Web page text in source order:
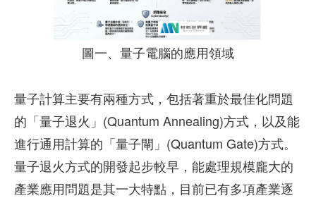
圖一、量子電腦的應用領域
量子計算主要有兩種方式，包括著重於最佳化問題
的「量子退火」(Quantum Annealing)方式，以及能
進行通用計算的「量子閘」(Quantum Gate)方式。
量子退火方式的開發起步較早，能處理規模龐大的
產業應用問題是其一大特點，目前已有多項產業逐